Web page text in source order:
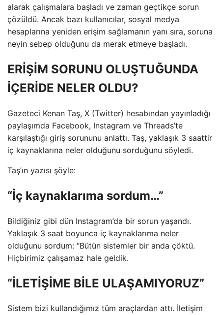
alarak çalışmalara başladı ve zaman geçtikçe sorun
çözüldü. Ancak bazı kullanıcılar, sosyal medya
hesaplarına yeniden erişim sağlamanın yanı sıra, soruna
neyin sebep olduğunu da merak etmeye başladı.
ERİŞİM SORUNU OLUŞTUĞUNDA
İÇERİDE NELER OLDU?
Gazeteci Kenan Taş, X (Twitter) hesabından yayınladığı
paylaşımda Facebook, Instagram ve Threads’te
karşılaştığı giriş sorununu anlattı. Taş, yaklaşık 3 saattir
iç kaynaklarına neler olduğunu sorduğunu söyledi.
Taş’ın yazısı şöyle:
“İç kaynaklarıma sordum…”
Bildiğiniz gibi dün Instagram’da bir sorun yaşandı.
Yaklaşık 3 saat boyunca iç kaynaklarıma neler
olduğunu sordum: “Bütün sistemler bir anda çöktü.
Hiçbirimiz çalışamaz hale geldik.
“İLETİŞİME BİLE ULAŞAMIYORUZ”
Sistem bizi kullandığımız tüm araçlardan attı. İletişim